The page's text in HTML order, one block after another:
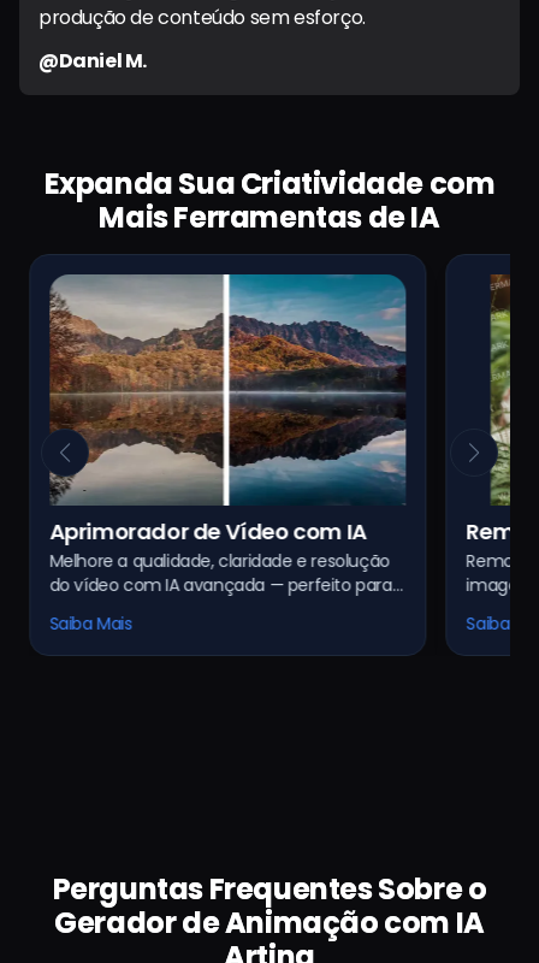
produção de conteúdo sem esforço.
@Daniel M.
Expanda Sua Criatividade com
Mais Ferramentas de IA
IA
para
Removedor de Marca d'Água em
Imagem com IA
Remova marcas d'água indesejadas de
imagens de forma limpa e rápida com
Perguntas Frequentes Sobre o
Gerador de Animação com IA